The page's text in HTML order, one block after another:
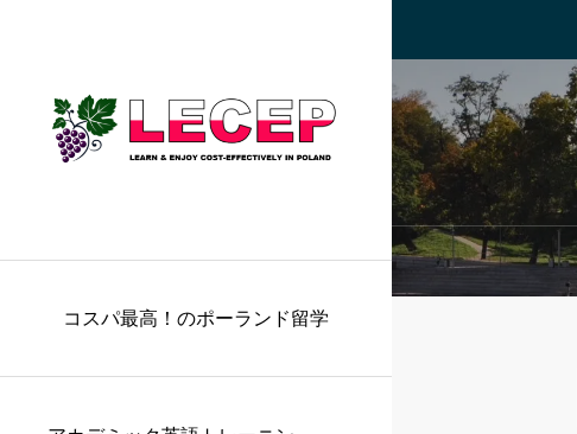
コスパ最高！のポーランド留学